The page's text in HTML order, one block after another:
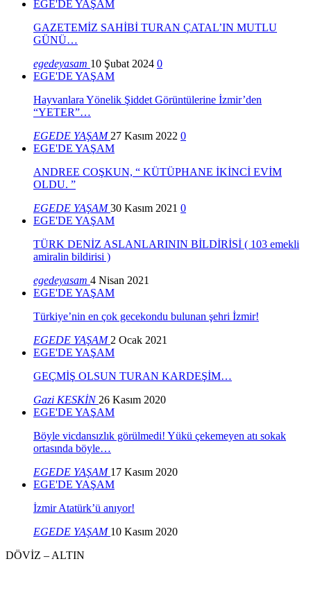
EGE'DE YAŞAM
GAZETEMİZ SAHİBİ TURAN ÇATAL’IN MUTLU
GÜNÜ…
egedeyasam 10 Şubat 2024 0
EGE'DE YAŞAM
Hayvanlara Yönelik Şiddet Görüntülerine İzmir’den
“YETER”…
EGEDE YAŞAM 27 Kasım 2022 0
EGE'DE YAŞAM
ANDREE COŞKUN, “ KÜTÜPHANE İKİNCİ EVİM
OLDU. ”
EGEDE YAŞAM30 Kasım 2021 0
EGE'DE YAŞAM
TÜRK DENİZ ASLANLARININ BİLDİRİSİ ( 103 emekli
amiralin bildirisi )
egedeyasam 4 Nisan 2021
EGE'DE YAŞAM
Türkiye’nin en çok gecekondu bulunan şehri İzmir!
EGEDE YAŞAM 2 Ocak 2021
EGE'DE YAŞAM
GEÇMİŞ OLSUN TURAN KARDEŞİM…
Gazi KESKİN 26 Kasım 2020
EGE'DE YAŞAM
Böyle vicdansızlık görülmedi! Yükü çekemeyen atı sokak
ortasında böyle…
EGEDE YAŞAM 17 Kasım 2020
EGE'DE YAŞAM
İzmir Atatürk’ü anıyor!
EGEDE YAŞAM 10 Kasım 2020
DÖVİZ – ALTIN